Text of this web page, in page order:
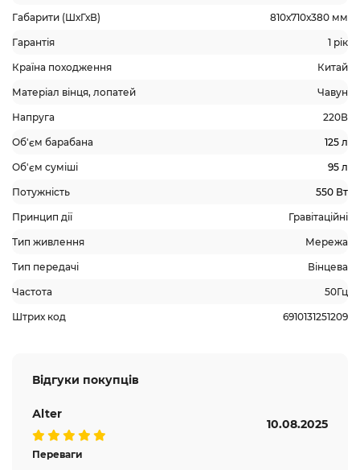
Габарити (ШхГхВ) 810х710х380 мм
Гарантія 1 рік
Країна походження Китай
Матеріал вінця, лопатей Чавун
Напруга 220В
Об'єм барабана 125 л
Об'єм суміші 95 л
Потужність 550 Вт
Принцип дії Гравітаційні
Тип живлення Мережа
Тип передачі Вінцева
Частота 50Гц
Штрих код 6910131251209
Відгуки покупців
Аlter
10.08.2025
Переваги